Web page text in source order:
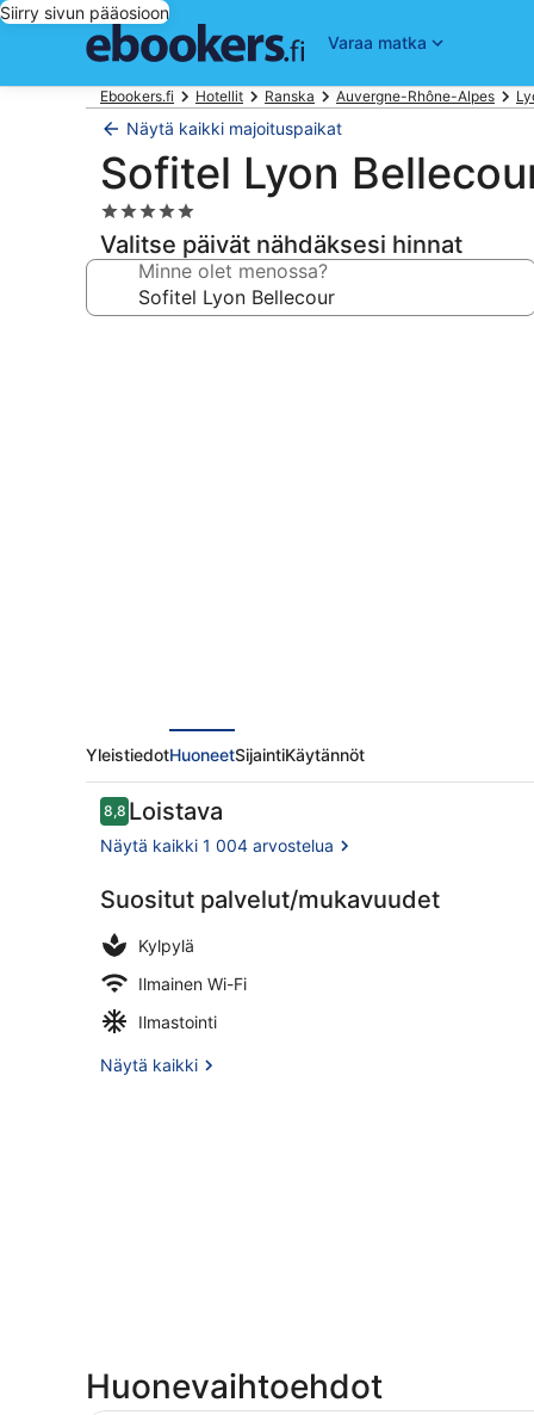
Siirry sivun pääosioon
Varaa matka
Ebookers.fi Hotellit Ranska Auvergne-Rhône-Alpes
Näytä kaikki majoituspaikat
Sofitel Lyon
5.0
tähden
majoituspaikka
Valitse päivät nähdäksesi hinnat
Minne olet menossa?
Lounas ja
YleistiedotHuoneetSijaintiKäytännöt
Arvostelut
8,88,8 kautta 10.
Loistava
Näytä kaikki 1 004 arvostelua
Suositut palvelut/mukavuudet
Kylpylä
Ilmainen Wi-Fi
Ilmastointi
Näytä kaikki
Huonevaihtoehdot